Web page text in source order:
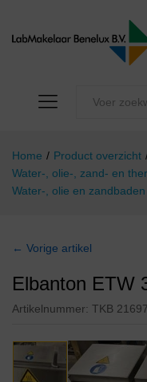
Home / Product overzicht
Water-, olie-, zand- en
Water-, olie en zandbaden
← Vorige artikel
Elbanton ETW
Artikelnummer: TKB 21697